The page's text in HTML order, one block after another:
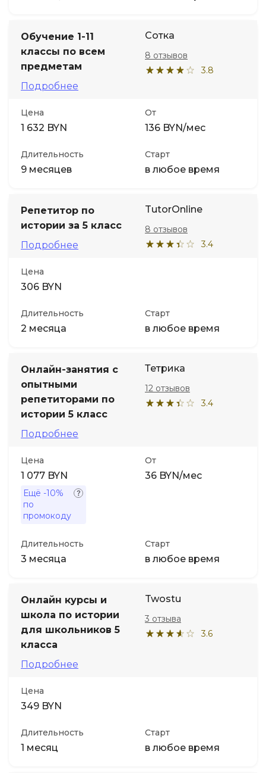
Обучение 1-11
классы по всем
предметам
Подробнее
Сотка
3.8
8 отзывов
Цена
1 632 BYN
От
136 BYN/мес
Длительность
9 месяцев
Старт
в любое время
Репетитор по
истории за 5 класс
Подробнее
TutorOnline
3.4
8 отзывов
Цена
306 BYN
Длительность
2 месяца
Старт
в любое время
Онлайн-занятия с
опытными
репетиторами по
истории 5 класс
Подробнее
Тетрика
3.4
12 отзывов
Цена
1 077 BYN
Ещё -10%
по
промокоду
От
36 BYN/мес
Длительность
3 месяца
Старт
в любое время
Онлайн курсы и
школа по истории
для школьников 5
класса
Подробнее
Twostu
3.6
3 отзыва
Цена
349 BYN
Длительность
1 месяц
Старт
в любое время